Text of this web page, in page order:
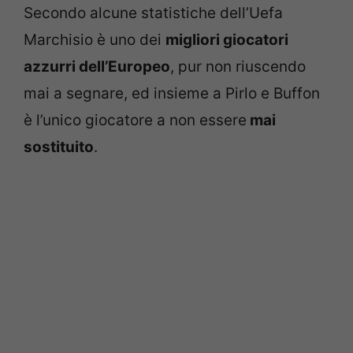
Secondo alcune statistiche dell’Uefa
Marchisio è uno dei migliori giocatori
azzurri dell’Europeo, pur non riuscendo
mai a segnare, ed insieme a Pirlo e Buffon
è l’unico giocatore a non essere mai
sostituito.